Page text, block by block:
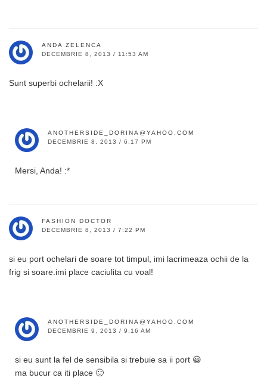
ANDA ZELENCA
DECEMBRIE 8, 2013 / 11:53 AM
Sunt superbi ochelarii! :X
ANOTHERSIDE_DORINA@YAHOO.COM
DECEMBRIE 8, 2013 / 6:17 PM
Mersi, Anda! :*
FASHION DOCTOR
DECEMBRIE 8, 2013 / 7:22 PM
si eu port ochelari de soare tot timpul, imi lacrimeaza ochii de la
frig si soare.imi place caciulita cu voal!
ANOTHERSIDE_DORINA@YAHOO.COM
DECEMBRIE 9, 2013 / 9:16 AM
si eu sunt la fel de sensibila si trebuie sa ii port 😀
ma bucur ca iti place 🙂